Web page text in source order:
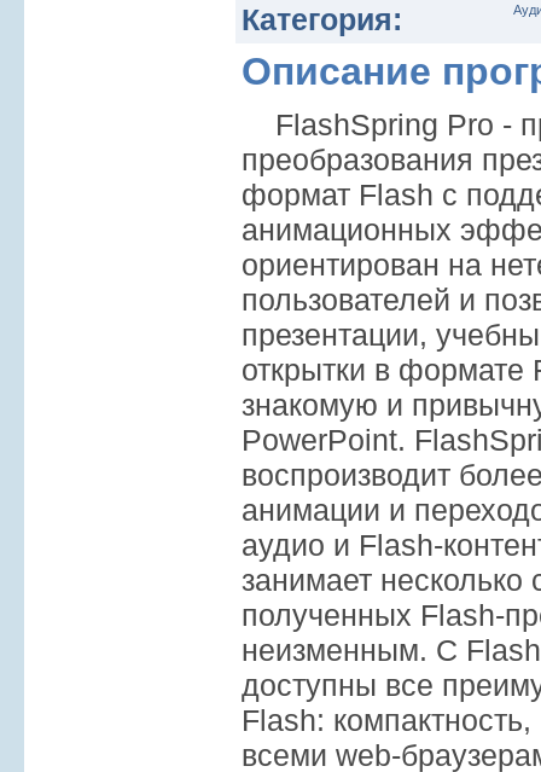
Категория:
Описание
FlashSpring Pro -
преобразования
формат Flash с
анимационных
ориентирован на
пользователей и
презентации,
открытки в формате
знакомую и
PowerPoint.
воспроизводит
анимации и
аудио и Flash-
занимает несколько
полученных Flash-
неизменным. С
доступны все
Flash:
всеми web-